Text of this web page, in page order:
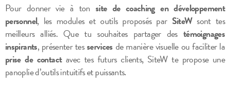
Pour donner vie à tonsite de coaching en développement
personnel, les modules et outils proposés par SiteWsont tes
meilleurs alliés. Que tu souhaites partager destémoignages
inspirants, présenter tesservices de manière visuelle ou faciliter la
prise de contactavec tes futurs clients, SiteW te propose une
panoplie d’outils intuitifs et puissants.